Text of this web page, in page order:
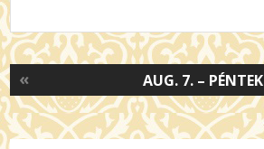
AUG. 7. – PÉNTEK
«